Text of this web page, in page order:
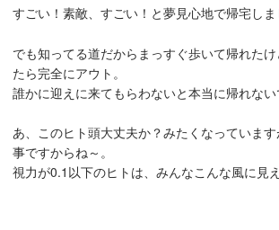
すごい！素敵、すごい！と夢見心地で帰宅しま
でも知ってる道だからまっすぐ歩いて帰れた
たら完全にアウト。
誰かに迎えに来てもらわないと本当に帰れない
あ、このヒト頭大丈夫か？みたくなっていま
事ですからね～。
視力が0.1以下のヒトは、みんなこんな風に見